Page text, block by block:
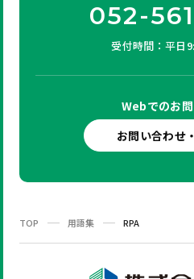
052-
受付時間：平日
Webでのお
お問い合わせ
TOP 用語集 RPA